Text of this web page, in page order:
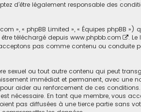
d’être légalement responsable des
», « phpBB Limited », « Équipes phpBB »)
téléchargé depuis www.phpbb.com
. Le
pas comme contenu ou conduite
sexuel ou tout autre contenu qui peut
immédiat et permanent, avec une
aider au renforcement de ces
nécessaire. En tant que membre, vous
pas diffusées à une tierce partie sans